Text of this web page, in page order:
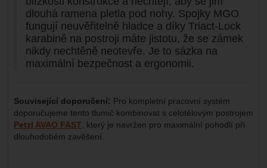
dlouhá ramena pletla pod nohy. Spojky MGO
fungují neuvěřitelně hladce a díky Triact-Lock
karabině na postroji máte jistotu, že se zámek
nikdy nechtěně neotevře. Je to sázka na
maximální bezpečnost a ergonomii.
Související doporučení: Pro kompletní pracovní systém
doporučujeme tento tlumič kombinovat s celotělovým postrojem
Petzl AVAO FAST , který je navržen pro maximální pohodlí při
dlouhodobém zavěšení.